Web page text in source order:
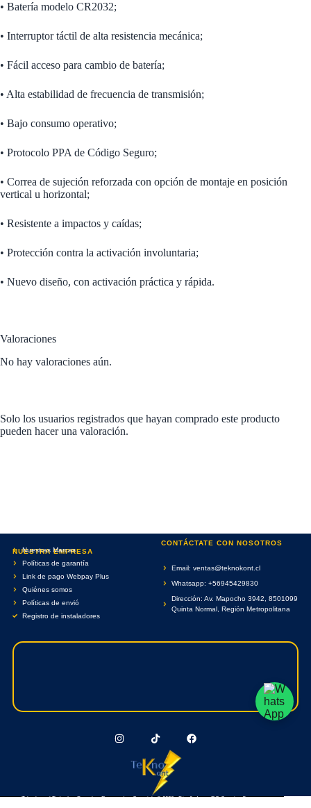
• Batería modelo CR2032;
• Interruptor táctil de alta resistencia mecánica;
• Fácil acceso para cambio de batería;
• Alta estabilidad de frecuencia de transmisión;
• Bajo consumo operativo;
• Protocolo PPA de Código Seguro;
• Correa de sujeción reforzada con opción de montaje en posición
vertical u horizontal;
• Resistente a impactos y caídas;
• Protección contra la activación involuntaria;
• Nuevo diseño, con activación práctica y rápida.
Valoraciones
No hay valoraciones aún.
Solo los usuarios registrados que hayan comprado este producto
pueden hacer una valoración.
NUESTRA EMPRESA
Nuestras Marcas
Políticas de garantía
Link de pago Webpay Plus
Quiénes somos
Políticas de envió
Registro de instaladores
CONTÁCTATE CON NOSOTROS
Email: ventas@teknokont.cl
Whatsapp: +56945429830
Dirección: Av. Mapocho 3942, 8501099
Quinta Normal, Región Metropolitana
Teknokont.cl Todos Los Derechos Reservados. Copyright © 2026 - Diseñado por RC Creative Systems